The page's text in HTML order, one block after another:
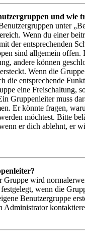
und wie
unter
Wenn du einer
der entsprechenden
sind allgemein offen.
andere können
Wenn die
die entsprechende
eine Freischaltung,
Gruppenleiter muss
Er könnte fragen,
möchtest. Bitte
er dich ablehnt, er
Gruppe wird
wenn die
Benutzergruppe
Administrator